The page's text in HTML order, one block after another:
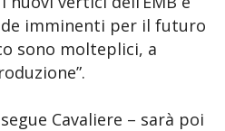
imminenti per il futuro
sono molteplici, a
Cavaliere – sarà poi